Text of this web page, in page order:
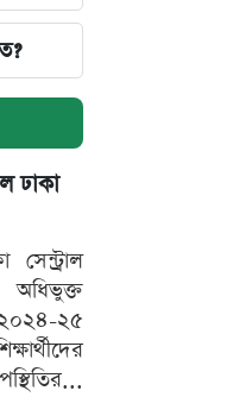
ঢাকা
সেন্ট্রাল
২৫